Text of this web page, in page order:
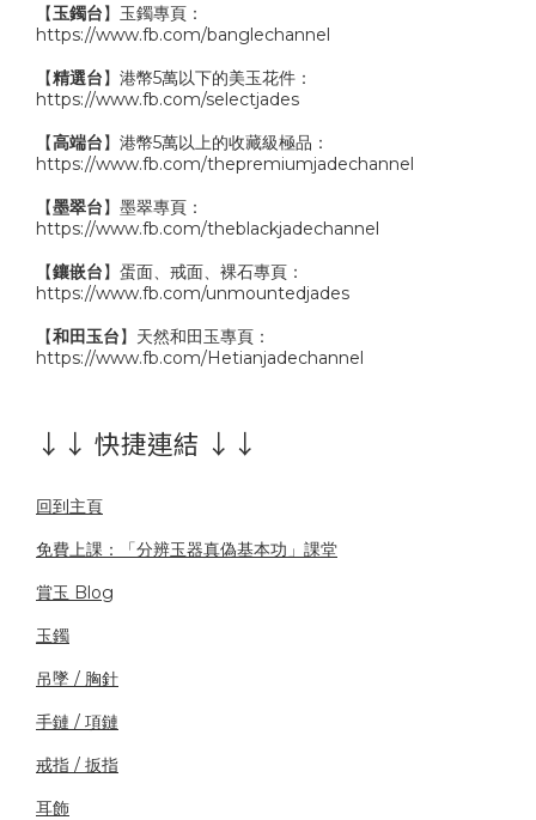
【玉鐲台】玉鐲專頁：
https://www.fb.com/banglechannel
【精選台】港幣5萬以下的美玉花件：
https://www.fb.com/selectjades
【高端台】港幣5萬以上的收藏級極品：
https://www.fb.com/thepremiumjadechannel
【墨翠台】墨翠專頁：
https://www.fb.com/theblackjadechannel
【鑲嵌台】蛋面、戒面、裸石專頁：
https://www.fb.com/unmountedjades
【和田玉台】天然和田玉專頁：
https://www.fb.com/Hetianjadechannel
↓↓ 快捷連結 ↓↓
回到主頁
免費上課：「分辨玉器真偽基本功」課堂
賞玉 Blog
玉鐲
吊墜 / 胸針
手鏈 / 項鏈
戒指 / 扳指
耳飾